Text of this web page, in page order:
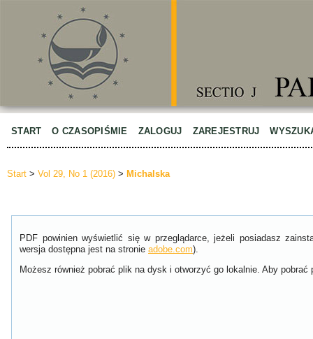
START O CZASOPIŚMIE ZALOGUJ ZAREJESTRUJ
Start > Vol 29, No 1 (2016) > Michalska
PDF powinien wyświetlić się w przeglądarce, jeżeli posiadasz
wersja dostępna jest na stronie adobe.com).
Możesz również pobrać plik na dysk i otworzyć go lokalnie. Aby